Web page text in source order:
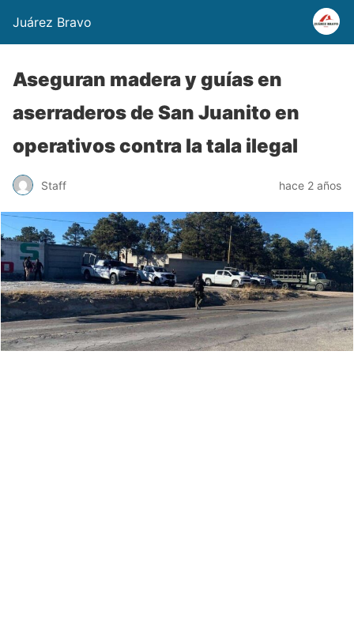
Juárez Bravo
Aseguran madera y guías en
aserraderos de San Juanito en
operativos contra la tala ilegal
Staff hace 2 años